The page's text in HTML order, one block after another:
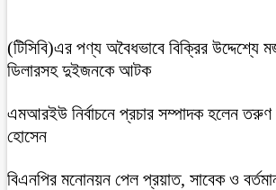
(টিসিবি)এর পণ্য অবৈধভাবে বিক্রির উদ্দেশ্যে
ডিলারসহ দুইজনকে আটক
এমআরইউ নির্বাচনে প্রচার সম্পাদক হলেন তরুণ
হোসেন
বিএনপির মনোনয়ন পেল প্রয়াত, সাবেক ও